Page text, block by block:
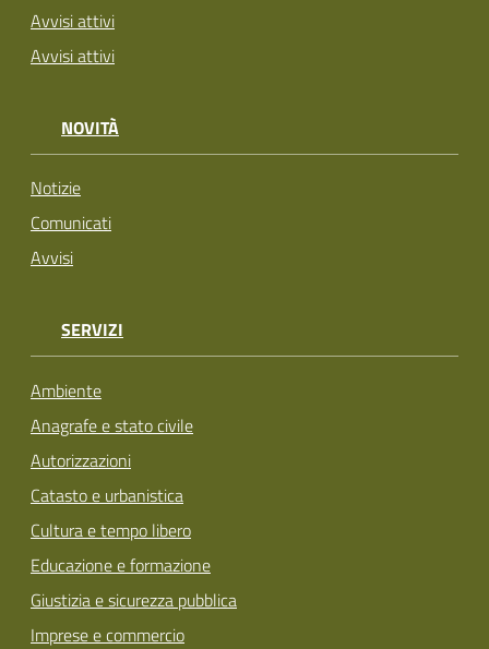
Avvisi attivi
Avvisi attivi
NOVITÀ
Notizie
Comunicati
Avvisi
SERVIZI
Ambiente
Anagrafe e stato civile
Autorizzazioni
Catasto e urbanistica
Cultura e tempo libero
Educazione e formazione
Giustizia e sicurezza pubblica
Imprese e commercio